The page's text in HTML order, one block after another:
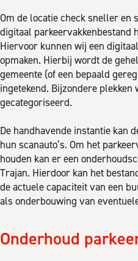
Om de locatie check sneller en
digitaal parkeervakkenbestand
Hiervoor kunnen wij een
opmaken. Hierbij wordt de
gemeente (of een bepaald
ingetekend. Bijzondere
gecategoriseerd.
De handhavende instantie kan
hun scanauto’s. Om het
houden kan er een
Trajan. Hierdoor kan het
de actuele capaciteit van een
als onderbouwing van
Onderhoud